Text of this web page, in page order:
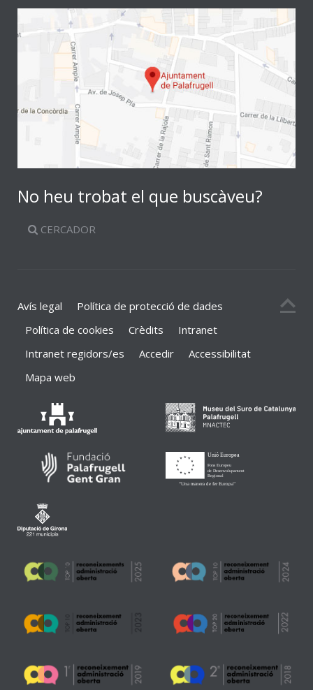
No heu trobat el que buscàveu?
CERCADOR
Avís legal
Política de protecció de dades
Política de cookies
Crèdits
Intranet
Intranet regidors/es
Accedir
Accessibilitat
Mapa web